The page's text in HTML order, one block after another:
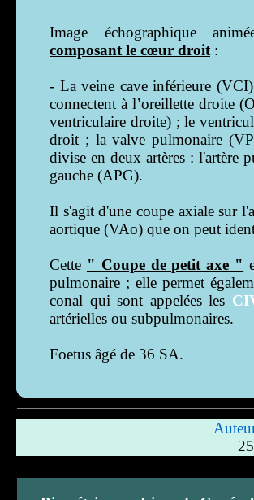
Image échographique
composant le cœur droit :
- La veine cave inférieure
connectent à l’oreillette droite
ventriculaire droite) ; le
droit ; la valve pulmonaire
divise en deux artères : l'artère
gauche (APG).
Il s'agit d'une coupe axiale sur
aortique (VAo) que on peut
Cette " Coupe de petit axe "
pulmonaire ; elle permet
conal qui sont appelées les
artérielles ou subpulmonaires.
Foetus âgé de 36 SA.